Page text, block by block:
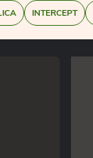
INTERCEPT